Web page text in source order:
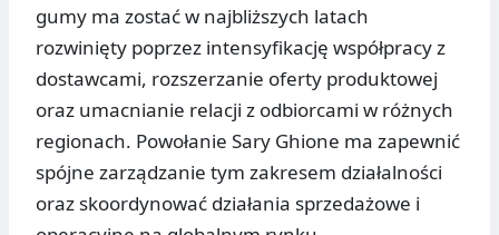
gumy ma zostać w najbliższych latach
rozwinięty poprzez intensyfikację współpracy z
dostawcami, rozszerzanie oferty produktowej
oraz umacnianie relacji z odbiorcami w różnych
regionach. Powołanie Sary Ghione ma zapewnić
spójne zarządzanie tym zakresem działalności
oraz skoordynować działania sprzedażowe i